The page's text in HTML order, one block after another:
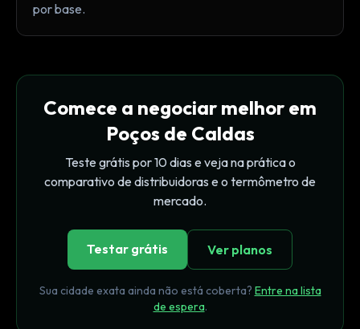
por base.
Comece a negociar melhor em
Poços de Caldas
Teste grátis por 10 dias e veja na prática o
comparativo de distribuidoras e o termômetro de
mercado.
Testar grátis Ver planos
Sua cidade exata ainda não está coberta? Entre na lista
de espera.